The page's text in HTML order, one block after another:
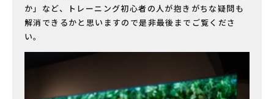
か」など、トレーニング初心者の人が抱きがちな疑問も
解消できるかと思いますので是非最後までご覧くださ
い。